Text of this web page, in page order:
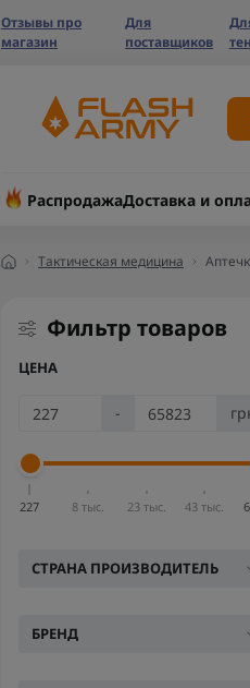
Отзывы про
магазин
Для
поставщиков
РаспродажаДоставка и
Тактическая медицина
Фильтр товаров
ЦЕНА
-
227 8 тыс. 23 тыс. 43 тыс.
CТРАНА ПРОИЗВОДИТЕЛЬ
БРЕНД